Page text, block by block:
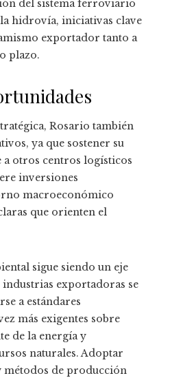
del sistema ferroviario
hidrovía, iniciativas clave
exportador tanto a
plazo.
Rosario también
ya que sostener su
otros centros logísticos
inversiones
macroeconómico
que orienten el
sigue siendo un eje
industrias exportadoras se
a estándares
más exigentes sobre
de la energía y
naturales. Adoptar
métodos de producción